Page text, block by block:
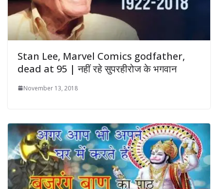
Stan Lee, Marvel Comics godfather,
dead at 95 | नहीं रहे सुपरहीरोज के भगवान
November 13, 2018